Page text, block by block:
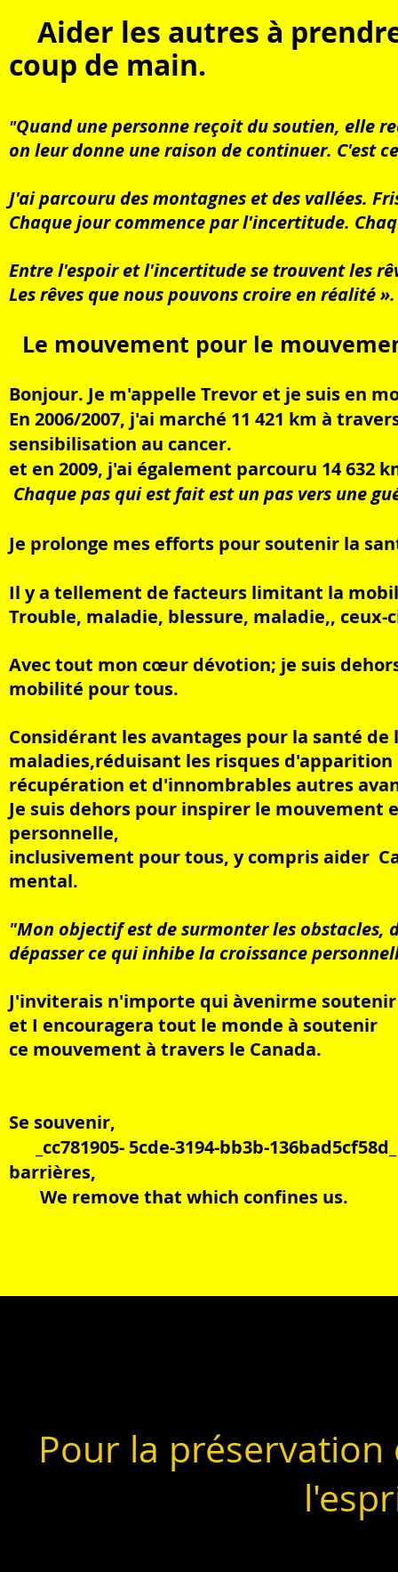
Aider les autres à
coup de main.
"Quand une personne reçoit du soutien, elle
on leur donne une raison de continuer. C'est
J'ai parcouru des montagnes et des vallées.
Chaque jour commence par l'incertitude.
Entre l'espoir et l'incertitude se trouvent les
Les rêves que nous pouvons croire en réalité ».
Le mouvement pour le
Bonjour. Je m'appelle Trevor et je suis en
En 2006/2007, j'ai marché 11 421 km à
sensibilisation au cancer.
et en 2009, j'ai également parcouru 14 632
Chaque pas qui est fait est un pas vers une
Je prolonge mes efforts pour soutenir la
Il y a tellement de facteurs limitant la
Trouble, maladie, blessure, maladie,,
Avec tout mon cœur dévotion; je suis
mobilité pour tous.
Considérant les avantages pour la santé
maladies,réduisant les risques
récupération et d'innombrables autres
Je suis dehors pour inspirer le
personnelle,
inclusivement pour tous, y compris aider
mental.
"Mon objectif est de surmonter les obstacles,
dépasser ce qui inhibe la croissance
J'inviterais n'importe qui àvenirme soutenir
et I encouragera tout le monde à soutenir
ce mouvement à travers le Canada.
Se souvenir,
_cc781905- 5cde-3194-bb3b-
barrières,
We remove that which confines us.
Pour la